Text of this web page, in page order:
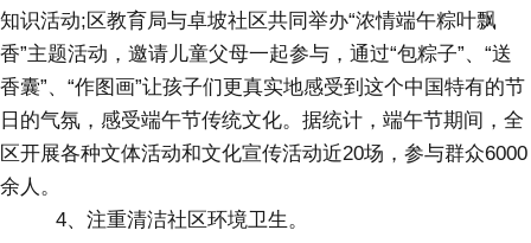
知识活动;区教育局与卓坡社区共同举办“浓情端午粽叶飘
香”主题活动，邀请儿童父母一起参与，通过“包粽子”、“送
香囊”、“作图画”让孩子们更真实地感受到这个中国特有的节
日的气氛，感受端午节传统文化。据统计，端午节期间，全
区开展各种文体活动和文化宣传活动近20场，参与群众6000
余人。
4、注重清洁社区环境卫生。